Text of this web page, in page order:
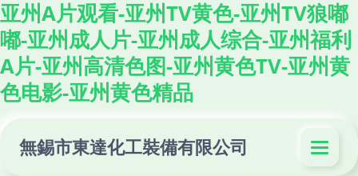
亚州A片观看-亚州TV黄色-亚州TV狼嘟
嘟-亚州成人片-亚州成人综合-亚州福利
A片-亚州高清色图-亚州黄色TV-亚州黄
色电影-亚州黄色精品
無錫市東達化工裝備有限公司